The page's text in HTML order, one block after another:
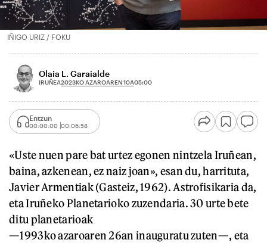
IÑIGO URIZ / FOKU
Olaia L. Garaialde
IRUÑEA2023KO AZAROAREN 10A05:00
Entzun
00:00:00 00:06:58
«Uste nuen pare bat urtez egonen nintzela Iruñean,
baina, azkenean, ez naiz joan», esan du, harrituta,
Javier Armentiak (Gasteiz, 1962). Astrofisikaria da,
eta Iruñeko Planetarioko zuzendaria. 30 urte bete
ditu planetarioak
—1993ko azaroaren 26an inauguratu zuten—, eta